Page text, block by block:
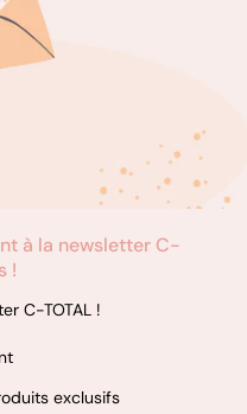
à la newsletter C-
!
C-TOTAL !
exclusifs